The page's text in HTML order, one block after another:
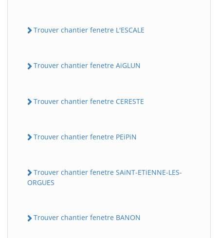
Trouver chantier fenetre L'ESCALE
Trouver chantier fenetre AiGLUN
Trouver chantier fenetre CERESTE
Trouver chantier fenetre PEiPiN
Trouver chantier fenetre SAiNT-ETiENNE-LES-
ORGUES
Trouver chantier fenetre BANON